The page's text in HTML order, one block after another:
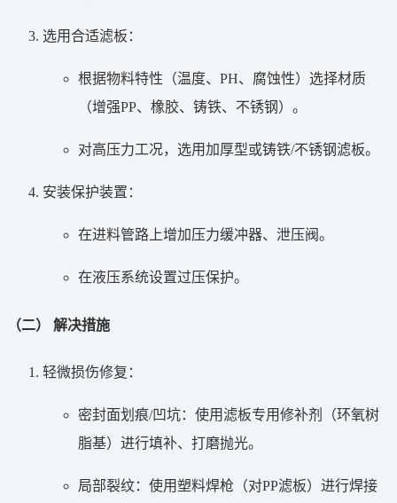
选用合适滤板：
根据物料特性（温度、PH、腐蚀性）选择材质
（增强PP、橡胶、铸铁、不锈钢）。
对高压力工况，选用加厚型或铸铁/不锈钢滤板。
安装保护装置：
在进料管路上增加压力缓冲器、泄压阀。
在液压系统设置过压保护。
（二） 解决措施
轻微损伤修复：
密封面划痕/凹坑：使用滤板专用修补剂（环氧树
脂基）进行填补、打磨抛光。
局部裂纹：使用塑料焊枪（对PP滤板）进行焊接